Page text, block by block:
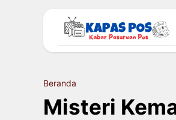
Beranda
Misteri